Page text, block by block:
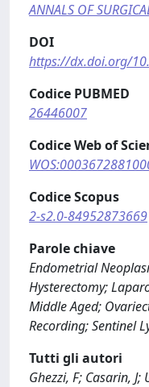
ANNALS OF
DOI
https://dx.doi.org/
Codice PUBMED
26446007
Codice Web of
Codice Scopus
2-s2.0-84952873669
Parole chiave
Endometrial
Hysterectomy;
Middle Aged;
Recording; Sentinel
Tutti gli autori
Ghezzi, F; Casarin, J;